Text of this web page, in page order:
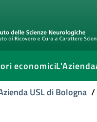
economiciL'Azienda
USL di Bologna /